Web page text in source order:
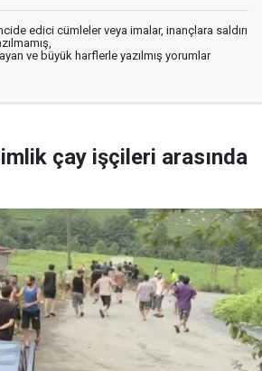
edici cümleler veya imalar, inançlara saldırı
ve büyük harflerle yazılmış yorumlar
çay işçileri arasında